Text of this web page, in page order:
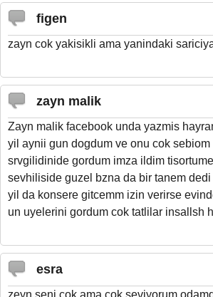
figen
zayn cok yakisikli ama yanindaki
zayn malik
Zayn malik facebook unda yazmis
yil aynii gun dogdum ve onu cok
srvgilidinide gordum imza ildim
sevhiliside guzel bzna da bir tanem
yil da konsere gitcemm izin verirse
un uyelerini gordum cok tatlilar insallsh
esra
zeyn seni cok ama cok seviyorum